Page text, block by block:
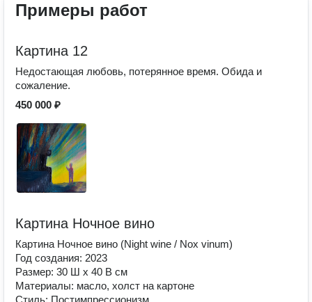
Примеры работ
Картина 12
Недостающая любовь, потерянное время. Обида и
сожаление.
450 000 ₽
Картина Ночное вино
Картина Ночное вино (Night wine / Nox vinum)
Год создания: 2023
Размер: 30 Ш x 40 В см
Материалы: масло, холст на картоне
Стиль: Постимпрессионизм